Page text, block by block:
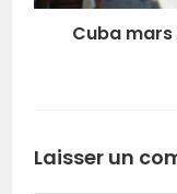
Cuba
Laisser un